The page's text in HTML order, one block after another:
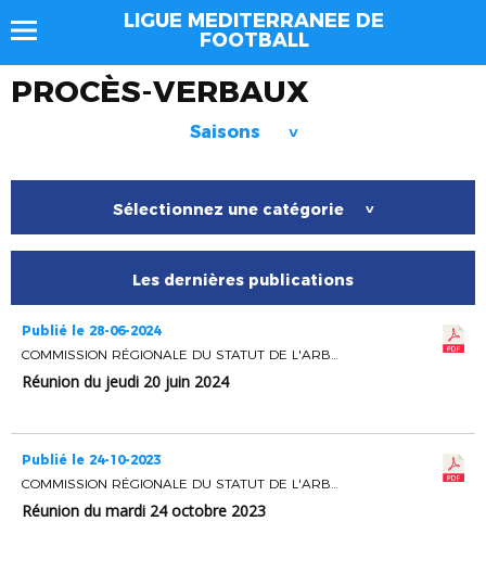
LIGUE MEDITERRANEE DE
FOOTBALL
PROCÈS-VERBAUX
Saisons >
Sélectionnez une catégorie >
Les dernières publications
Publié le 28-06-2024
COMMISSION RÉGIONALE DU STATUT DE L'ARBITRAGE
Réunion du jeudi 20 juin 2024
Publié le 24-10-2023
COMMISSION RÉGIONALE DU STATUT DE L'ARBITRAGE
Réunion du mardi 24 octobre 2023